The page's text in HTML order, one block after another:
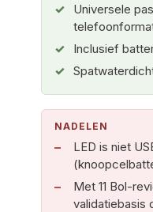
Universele
Inclusief
NADELEN
LED is niet
Met 11 Bol-
validatiebasis